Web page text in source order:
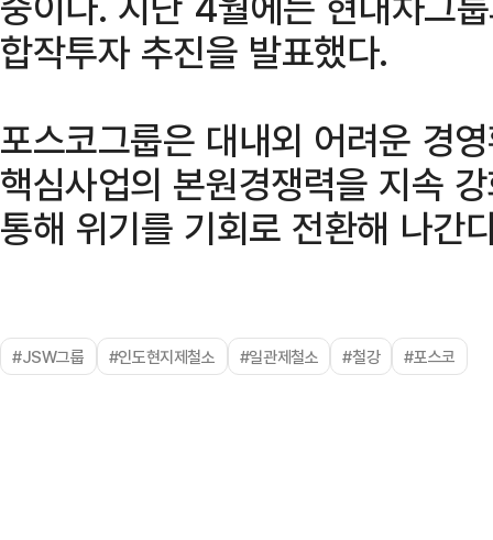
합작투자 추진을 발표했다.
포스코그룹은 대내외 어려운 경
핵심사업의 본원경쟁력을 지속
통해 위기를 기회로 전환해 나간
#JSW그룹 #인도현지제철소 #일관제철소 #철강 #포스코